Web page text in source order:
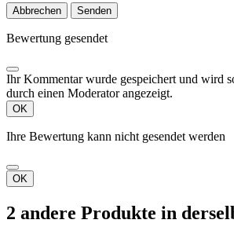
Abbrechen Senden
Bewertung gesendet
Ihr Kommentar wurde gespeichert und wird
durch einen Moderator angezeigt.
OK
Ihre Bewertung kann nicht gesendet werden
OK
2 andere Produkte in